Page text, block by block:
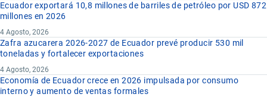
Ecuador exportará 10,8 millones de barriles de petróleo por USD 872
millones en 2026
4 Agosto, 2026
Zafra azucarera 2026-2027 de Ecuador prevé producir 530 mil
toneladas y fortalecer exportaciones
4 Agosto, 2026
Economía de Ecuador crece en 2026 impulsada por consumo
interno y aumento de ventas formales